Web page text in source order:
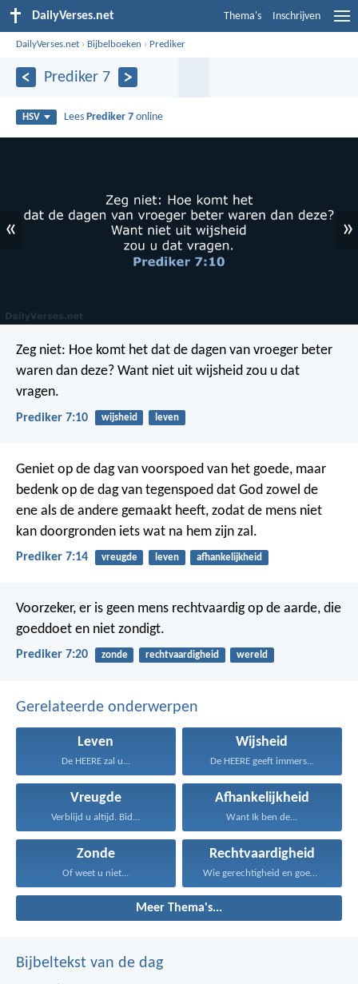
DailyVerses.net Thema's Inschrijven
DailyVerses.net › Bijbelboeken › Prediker
Prediker 7
HSV Lees Prediker 7 online
« »
Zeg niet: Hoe komt het dat de dagen van vroeger beter
waren dan deze? Want niet uit wijsheid zou u dat
vragen.
Prediker 7:10 wijsheid leven
Geniet op de dag van voorspoed van het goede, maar
bedenk op de dag van tegenspoed dat God zowel de
ene als de andere gemaakt heeft, zodat de mens niet
kan doorgronden iets wat na hem zijn zal.
Prediker 7:14 vreugde leven afhankelijkheid
Voorzeker, er is geen mens rechtvaardig op de aarde, die
goeddoet en niet zondigt.
Prediker 7:20 zonde rechtvaardigheid wereld
Gerelateerde onderwerpen
Leven
De HEERE zal u...
Wijsheid
De HEERE geeft immers...
Vreugde
Verblijd u altijd. Bid...
Afhankelijkheid
Want Ik ben de...
Zonde
Of weet u niet...
Rechtvaardigheid
Wie gerechtigheid en goedertierenheid...
Meer Thema's...
Bijbeltekst van de dag